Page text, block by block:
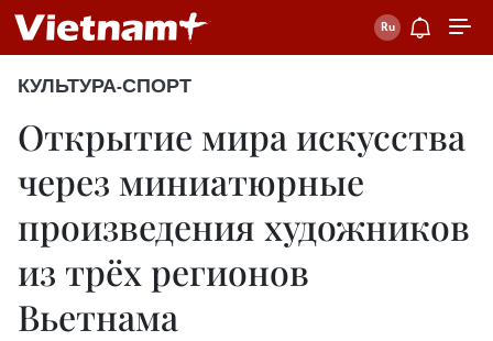
КУЛЬТУРА-СПОРТ
Открытие мира искусства
через миниатюрные
произведения художников
из трёх регионов
Вьетнама